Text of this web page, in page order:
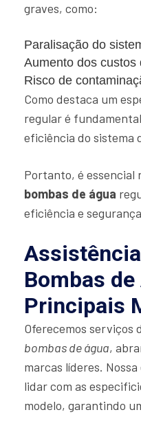
graves, como:
Paralisação do
Aumento dos custos
Risco de
Como destaca um
regular é
eficiência do sistema
Portanto, é essencial
bombas de água
eficiência e
Bombas
Principais
Oferecemos serviços
bombas de água,
marcas líderes.
lidar com as
modelo, garantindo